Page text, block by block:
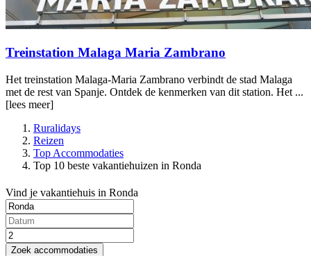
Treinstation Malaga Maria Zambrano
Het treinstation Malaga-Maria Zambrano verbindt de stad Malaga
met de rest van Spanje. Ontdek de kenmerken van dit station. Het ...
[lees meer]
Ruralidays
Reizen
Top Accommodaties
Top 10 beste vakantiehuizen in Ronda
Vind je vakantiehuis in Ronda
Zoek accommodaties